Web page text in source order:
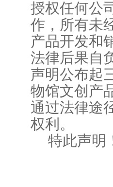
授权任何公
作，所有未
产品开发和
法律后果自
声明公布起
物馆文创产
通过法律途
权利。
特此声明